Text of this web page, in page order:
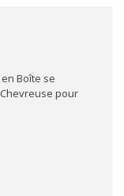
Boîte se
pour